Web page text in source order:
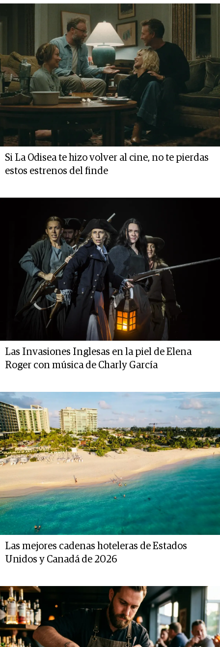
Si La Odisea te hizo volver al cine, no te pierdas
estos estrenos del finde
Las Invasiones Inglesas en la piel de Elena
Roger con música de Charly García
Las mejores cadenas hoteleras de Estados
Unidos y Canadá de 2026